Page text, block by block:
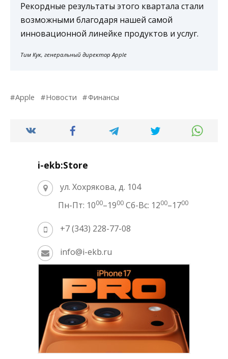
Рекордные результаты этого квартала стали
возможными благодаря нашей самой
инновационной линейке продуктов и услуг.
Тим Кук, генеральный директор Apple
Apple Новости Финансы
i-ekb:Store
ул. Хохрякова, д. 104
Пн-Пт: 1000–1900 Сб-Вс: 1200–1700
+7 (343) 228-77-08
info@i-ekb.ru